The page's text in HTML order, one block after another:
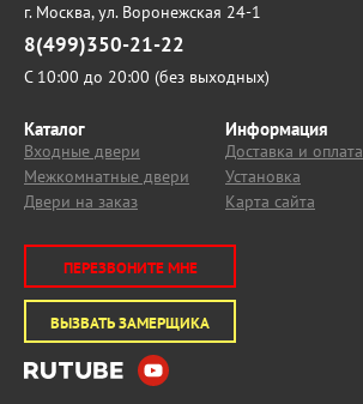
Петли
Производитель
Ребра жесткости
Страна
Толщина внешней панели
Толщина металла
Толщина полотна
Утепление
г. Москва,ул. Воронежская 24-1
8(499)350-21-22
С 10:00 до 20:00 (без выходных)
Каталог
Входные двери
Межкомнатные двери
Двери на заказ
Информация
Доставка и оплата
Установка
Карта сайта
ПЕРЕЗВОНИТЕ МНЕ
ВЫЗВАТЬ ЗАМЕРЩИКА